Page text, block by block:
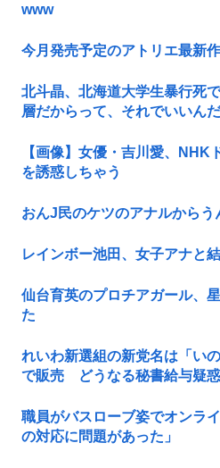
www
今月発売予定のアトリエ最新
北斗晶、北海道大学生暴行死
層だからって、それでいいんだ
【画像】女優・吉川愛、NHK
を誘惑しちゃう
おんJ民のケツのアナルから
レインボー池田、女子アナと
仙台育英のプロチアガール、
た
れいわ新選組の新党名は「い
で販売 どうなる秘書給与疑惑
職員がバスローブ姿でオンラ
の対応に問題があった」